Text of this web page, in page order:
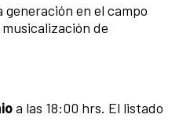
en el campo
de
a las 18:00 hrs. El listado